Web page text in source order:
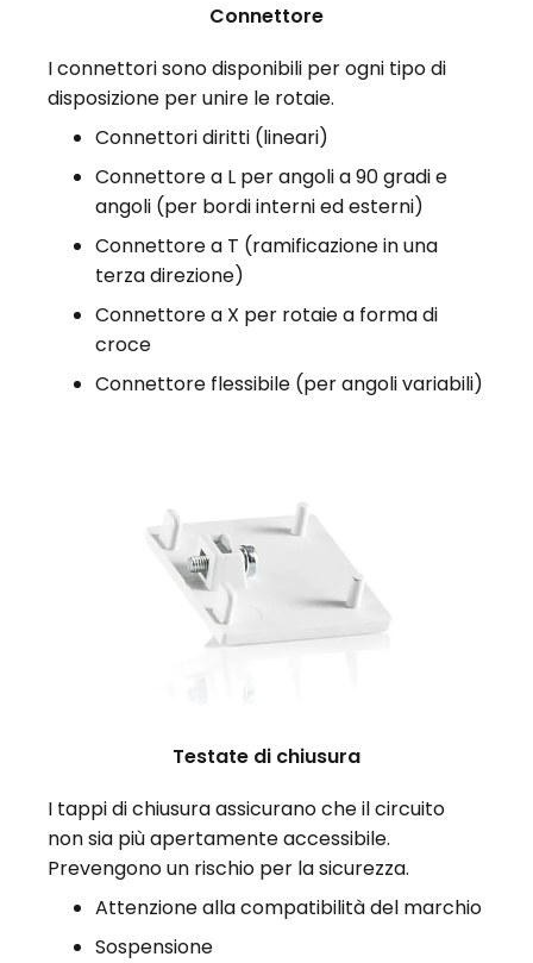
Connettore
I connettori sono disponibili per ogni tipo di
disposizione per unire le rotaie.
Connettori diritti (lineari)
Connettore a L per angoli a 90 gradi e
angoli (per bordi interni ed esterni)
Connettore a T (ramificazione in una
terza direzione)
Connettore a X per rotaie a forma di
croce
Connettore flessibile (per angoli variabili)
Testate di chiusura
I tappi di chiusura assicurano che il circuito
non sia più apertamente accessibile.
Prevengono un rischio per la sicurezza.
Attenzione alla compatibilità del marchio
Sospensione